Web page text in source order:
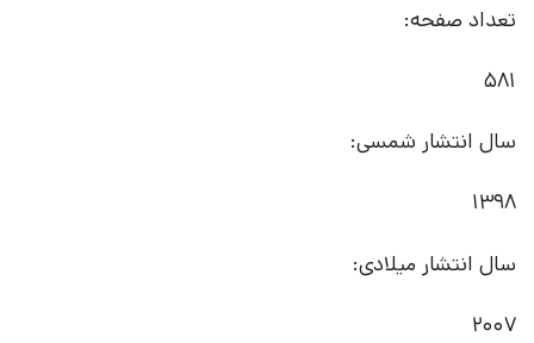
تعداد صفحه:
581
سال انتشار شمسی:
1398
سال انتشار میلادی:
2007